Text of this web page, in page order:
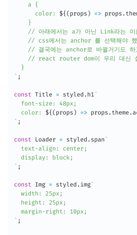
    a {
      color:
${ ( props ) => props .
    }
// 아래에서는 a가 아닌 Link라는 이
// css에서는 anchor 를 선택해야
// 결국에는 anchor로 바뀔거기도 하
// react router dom이 우리 대신
` ;
const Title = styled . h1`
  font-size: 48px;
  color:
${ ( props ) => props . theme.
` ;
const Loader = styled . span `
  text-align: center;
` ;
const Img = styled . img`
  width: 25px;
  height: 25px;
` ;